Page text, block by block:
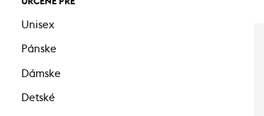
URČENÉ PRE
Unisex
Pánske
Dámske
Detské